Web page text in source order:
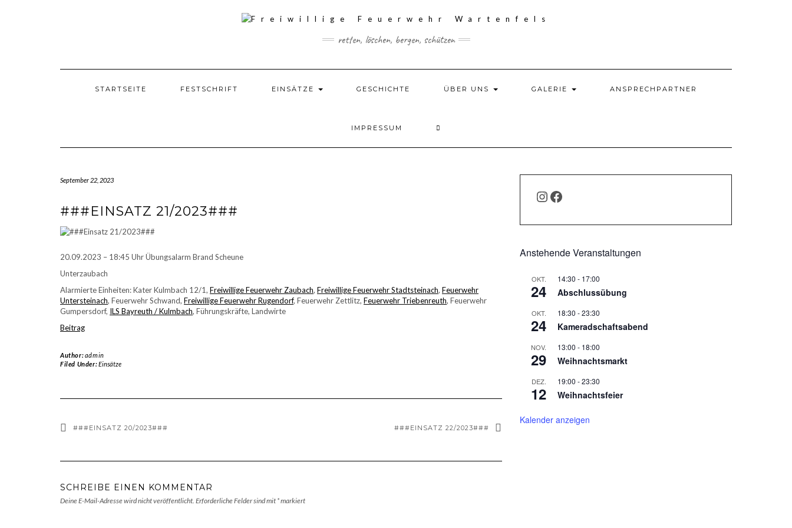
retten, löschen, bergen, schützen
STARTSEITE FESTSCHRIFT EINSÄTZE GESCHICHTE ÜBER UNS GALERIE ANSPRECHPARTNER
IMPRESSUM
September 22, 2023
###EINSATZ 21/2023###
20.09.2023 – 18:45 Uhr Übungsalarm Brand Scheune
Unterzaubach
Alarmierte Einheiten: Kater Kulmbach 12/1, Freiwillige Feuerwehr Zaubach, Freiwillige Feuerwehr Stadtsteinach, Feuerwehr
Untersteinach, Feuerwehr Schwand, Freiwillige Feuerwehr Rugendorf, Feuerwehr Zettlitz, Feuerwehr Triebenreuth, Feuerwehr
Gumpersdorf, ILS Bayreuth / Kulmbach, Führungskräfte, Landwirte
Beitrag
Author:admin
Filed Under:Einsätze
###EINSATZ 20/2023### ###EINSATZ 22/2023###
SCHREIBE EINEN KOMMENTAR
Deine E-Mail-Adresse wird nicht veröffentlicht. Erforderliche Felder sind mit *markiert
INSTAGRAM
FACEBOOK
Anstehende Veranstaltungen
OKT.
24
14:30 - 17:00
Abschlussübung
OKT.
24
18:30 -23:30
Kameradschaftsabend
NOV.
29
13:00 - 18:00
Weihnachtsmarkt
DEZ.
12
19:00 -23:30
Weihnachtsfeier
Kalender anzeigen